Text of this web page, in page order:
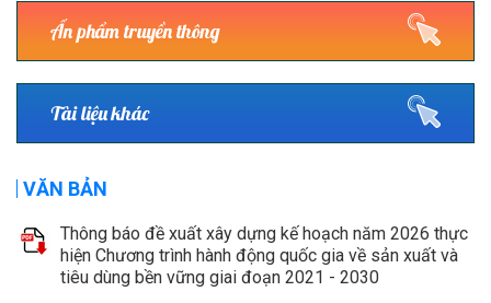
Ấn phẩm truyền thông
Tài liệu khác
VĂN BẢN
Thông báo đề xuất xây dựng kế hoạch năm 2026 thực
hiện Chương trình hành động quốc gia về sản xuất và
tiêu dùng bền vững giai đoạn 2021 - 2030